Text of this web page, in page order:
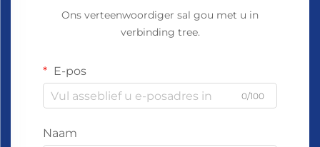
Ons verteenwoordiger sal gou met u in
verbinding tree.
E-pos
0/100
Naam